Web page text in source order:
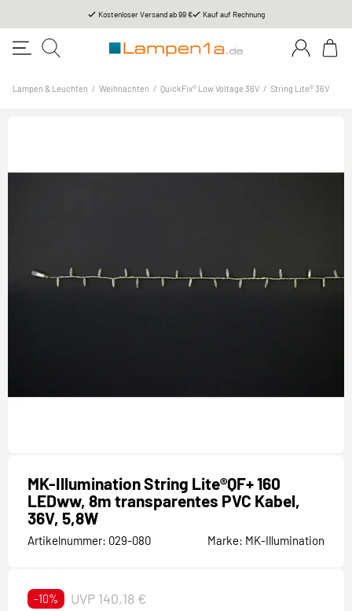
Kostenloser Versand ab 99 € Kauf auf Rechnung
Lampen & Leuchten / Weihnachten / QuickFix® Low Voltage 36V / String Lite® 36V
MK-Illumination String Lite®QF+ 160
LEDww, 8m transparentes PVC Kabel,
36V, 5,8W
Artikelnummer: 029-080 Marke: MK-Illumination
-10% UVP 140,18 €